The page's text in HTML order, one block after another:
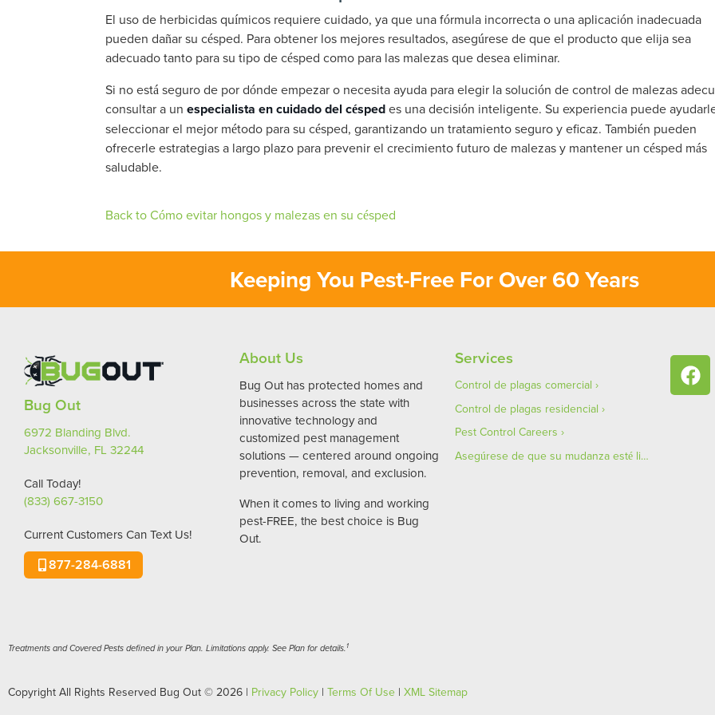
El uso de herbicidas químicos requiere cuidado, ya que una fórmula incorrecta o una aplicación inadecuada
pueden dañar su césped. Para obtener los mejores resultados, asegúrese de que el producto que elija sea
adecuado tanto para su tipo de césped como para las malezas que desea eliminar.
Si no está seguro de por dónde empezar o necesita ayuda para elegir la solución de control de malezas
consultar a un especialista en cuidado del céspedes una decisión inteligente. Su experiencia puede
seleccionar el mejor método para su césped, garantizando un tratamiento seguro y eficaz. También pueden
ofrecerle estrategias a largo plazo para prevenir el crecimiento futuro de malezas y mantener un césped más
saludable.
Back to Cómo evitar hongos y malezas en su césped
Keeping You Pest-Free For Over 60 Years
Bug Out
6972 Blanding Blvd.
Jacksonville, FL 32244
Call Today!
(833) 667-3150
Current Customers Can Text Us!
877-284-6881
About Us
Bug Out has protected homes and
businesses across the state with
innovative technology and
customized pest management
solutions — centered around ongoing
prevention, removal, and exclusion.
When it comes to living and working
pest-FREE, the best choice is Bug
Out.
Services
Control de plagas comercial
Control de plagas residencial
Pest Control Careers
Asegúrese de que su mudanza esté libre de plagas
Treatments and Covered Pests defined in your Plan. Limitations apply. See Plan for details. 1
Copyright All Rights Reserved Bug Out © 2026 | Privacy Policy | Terms Of Use | XML Sitemap